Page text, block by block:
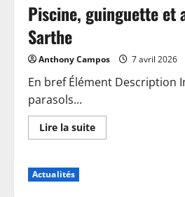
Piscine, guinguette et
Sarthe
Anthony Campos 7 avril 2026
En bref Élément Description
parasols...
Lire la suiteEn
savoir
Actualités